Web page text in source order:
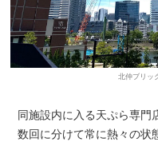
北仲ブリッ
同施設内に入る天ぷら専門
数回に分けて常に熱々の状